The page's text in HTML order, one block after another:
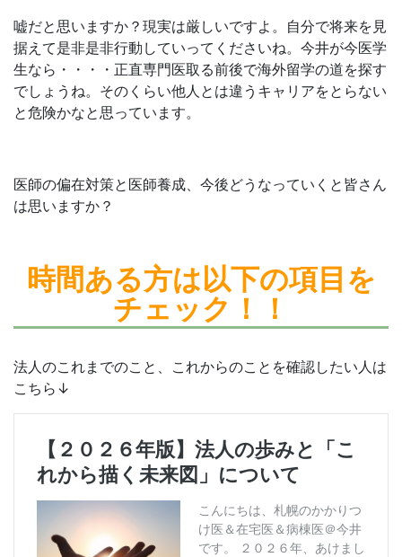
嘘だと思いますか？現実は厳しいですよ。自分で将来を見
据えて是非是非行動していってくださいね。今井が今医学
生なら・・・・正直専門医取る前後で海外留学の道を探す
でしょうね。そのくらい他人とは違うキャリアをとらない
と危険かなと思っています。
医師の偏在対策と医師養成、今後どうなっていくと皆さん
は思いますか？
時間ある方は以下の項目を
チェック！！
法人のこれまでのこと、これからのことを確認したい人は
こちら↓